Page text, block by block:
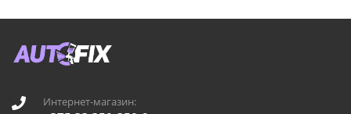
Интернет-магазин: